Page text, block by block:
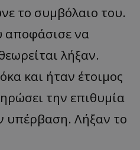
το συμβόλαιο του.
αποφάσισε να
λήξαν.
και ήταν έτοιμος
την επιθυμία
υπέρβαση. Λήξαν το